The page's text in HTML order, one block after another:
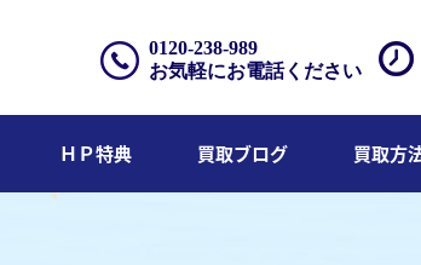
0120-238-989
お気軽にお電話ください
ＨＰ特典 買取ブログ 買取方